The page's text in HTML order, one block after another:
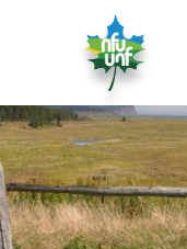
Aller au contenu